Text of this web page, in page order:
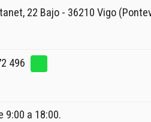
22 Bajo - 36210 Vigo
496
9:00 a 18:00.